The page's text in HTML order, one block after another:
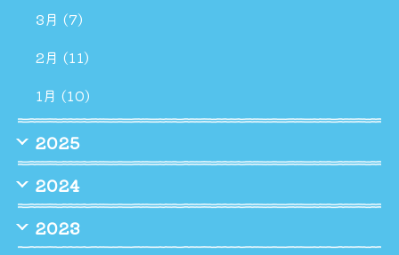
3月 (7)
2月 (11)
1月 (10)
2025
2024
2023